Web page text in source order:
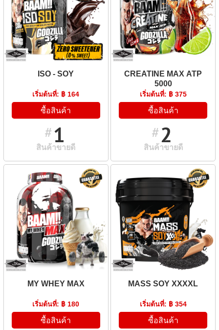
ISO - SOY
เริ่มต้นที่: ฿ 164
ซื้อสินค้า
#1
สินค้าขายดี
CREATINE MAX ATP
5000
เริ่มต้นที่: ฿ 375
ซื้อสินค้า
#2
สินค้าขายดี
MY WHEY MAX
เริ่มต้นที่: ฿ 180
ซื้อสินค้า
MASS SOY XXXXL
เริ่มต้นที่: ฿ 354
ซื้อสินค้า